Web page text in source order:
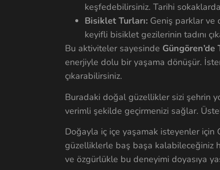
keşfedebilirsiniz. Tarihi
Bisiklet Turları: Geniş parklar ve
keyifli bisiklet gezilerinin tadını
Bu aktiviteler sayesinde Güngören’de
enerjiyle dolu bir yaşama dönüşür.
çıkarabilirsiniz.
Buradaki doğal güzellikler sizi şehrin
verimli şekilde geçirmenizi sağlar.
Doğayla iç içe yaşamak isteyenler
güzelliklerle baş başa kalabileceğiniz
ve özgürlükle bu deneyimi doyasıya